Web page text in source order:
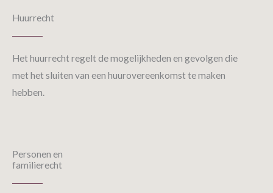
Huurrecht
Het huurrecht regelt de mogelijkheden en gevolgen die
met het sluiten van een huurovereenkomst te maken
hebben.
Personen en
familierecht